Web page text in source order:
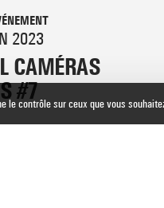
2023
CAMÉRAS
#7
le contrôle sur ceux que vous